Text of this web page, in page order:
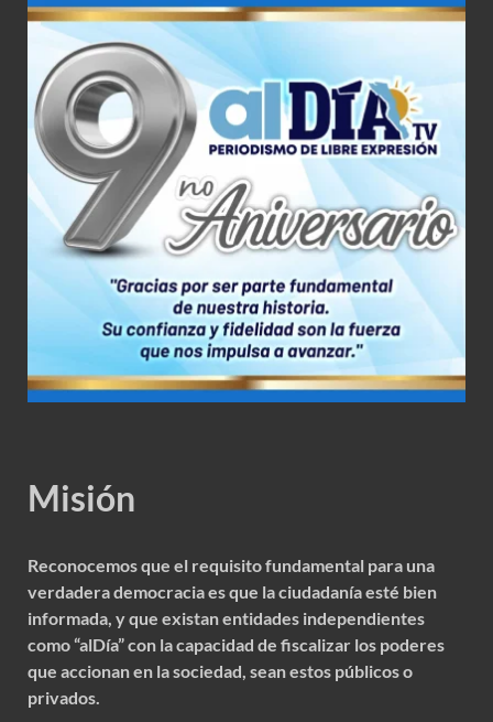
Misión
Reconocemos que el requisito fundamental para una
verdadera democracia es que la ciudadanía esté bien
informada, y que existan entidades independientes
como “alDía” con la capacidad de fiscalizar los poderes
que accionan en la sociedad, sean estos públicos o
privados.